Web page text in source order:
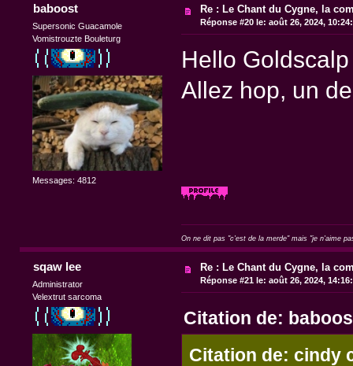
baboost
Supersonic Guacamole
Vomistrouzte Bouleturg
Messages: 4812
Re : Le Chant du Cygne, la
Réponse #20 le: août 26, 2024,
Hello
Allez hop, un
On ne dit pas "c'est de la merde" mais "je n'aime
sqaw lee
Administrator
Velextrut sarcoma
Re : Le Chant du Cygne, la
Réponse #21 le: août 26, 2024,
Citation de:
Citation de: cindy